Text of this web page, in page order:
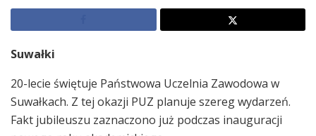
Suwałki
20-lecie świętuje Państwowa Uczelnia Zawodowa w
Suwałkach. Z tej okazji PUZ planuje szereg wydarzeń.
Fakt jubileuszu zaznaczono już podczas inauguracji